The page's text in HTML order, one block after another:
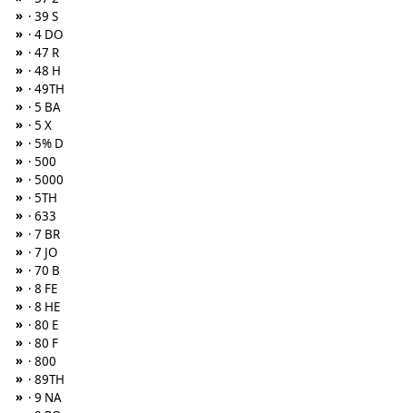
» · 39 S
» · 4 DO
» · 47 R
» · 48 H
» · 49TH
» · 5 BA
» · 5 X
» · 5% D
» · 500
» · 5000
» · 5TH
» · 633
» · 7 BR
» · 7 JO
» · 70 B
» · 8 FE
» · 8 HE
» · 80 E
» · 80 F
» · 800
» · 89TH
» · 9 NA